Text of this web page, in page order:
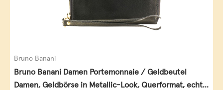
Bruno Banani
Bruno Banani Damen Portemonnaie / Geldbeutel
Damen, Geldbörse in Metallic-Look, Querformat, echt